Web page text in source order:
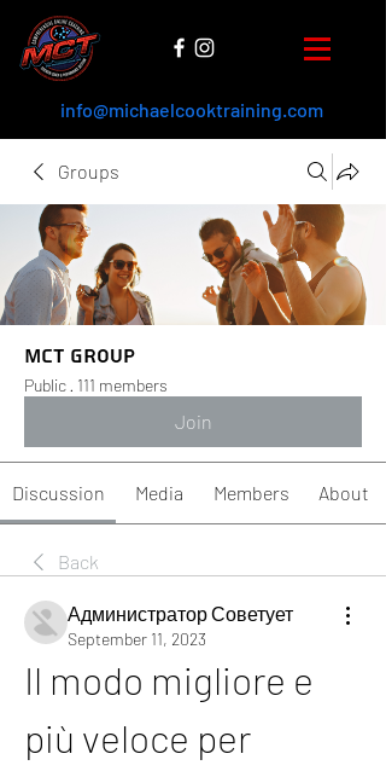
info@michaelcooktraining.com
Groups
MCT Group
Public · 111 members
Join
Discussion Media Members About
Back
Администратор Советует
September 11, 2023
Il modo migliore e
più veloce per